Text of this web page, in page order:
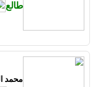
طالع
محمد